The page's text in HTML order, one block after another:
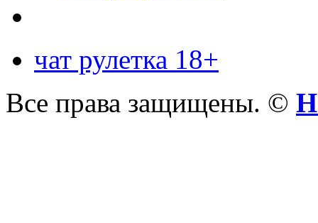
чат рулетка 18+
Все права защищены. ©